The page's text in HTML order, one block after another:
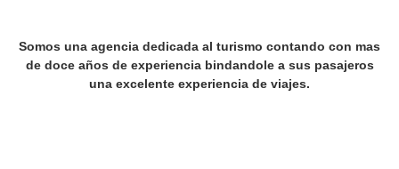
Somos una agencia dedicada al turismo contando con mas
de doce años de experiencia bindandole a sus pasajeros
una excelente experiencia de viajes.